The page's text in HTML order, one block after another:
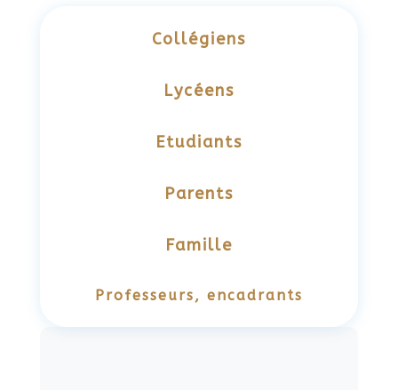
Collégiens
Lycéens
Etudiants
Parents
Famille
Professeurs, encadrants